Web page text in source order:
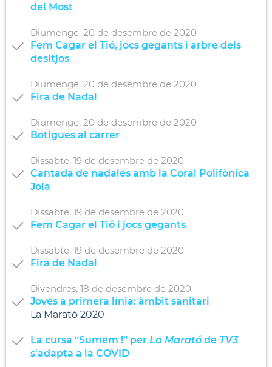
del Most
Diumenge, 20 de desembre de 2020
Fem Cagar el Tió, jocs gegants i arbre dels
desitjos
Diumenge, 20 de desembre de 2020
Fira de Nadal
Diumenge, 20 de desembre de 2020
Botigues al carrer
Dissabte, 19 de desembre de 2020
Cantada de nadales amb la Coral Polifònica
Joia
Dissabte, 19 de desembre de 2020
Fem Cagar el Tió i jocs gegants
Dissabte, 19 de desembre de 2020
Fira de Nadal
Divendres, 18 de desembre de 2020
Joves a primera línia: àmbit sanitari
La Marató 2020
La cursa “Sumem !” per La Marató de TV3
s'adapta a la COVID